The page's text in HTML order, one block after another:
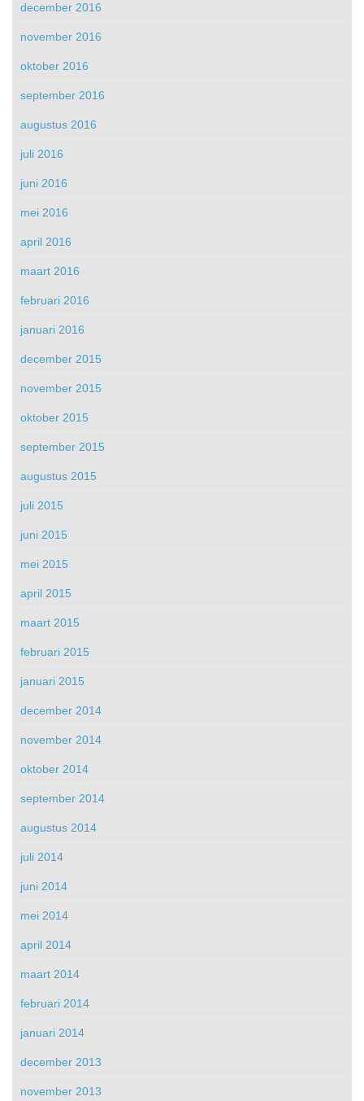
december 2016
november 2016
oktober 2016
september 2016
augustus 2016
juli 2016
juni 2016
mei 2016
april 2016
maart 2016
februari 2016
januari 2016
december 2015
november 2015
oktober 2015
september 2015
augustus 2015
juli 2015
juni 2015
mei 2015
april 2015
maart 2015
februari 2015
januari 2015
december 2014
november 2014
oktober 2014
september 2014
augustus 2014
juli 2014
juni 2014
mei 2014
april 2014
maart 2014
februari 2014
januari 2014
december 2013
november 2013